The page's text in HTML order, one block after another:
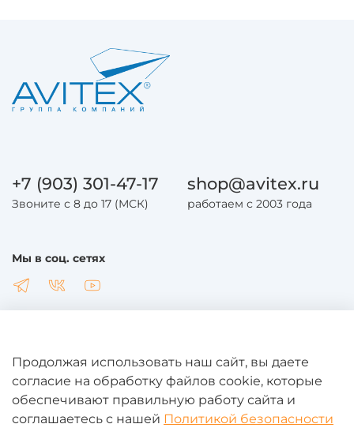
Общая информация
Юридическая информация
+7 (903) 301-47-17
Звоните с 8 до 17 (МСК)
shop@avitex.ru
работаем с 2003 года
Мы в соц. сетях
Продолжая использовать наш сайт, вы даете
согласие на обработку файлов cookie, которые
обеспечивают правильную работу сайта и
соглашаетесь с нашей Политикой безопасности